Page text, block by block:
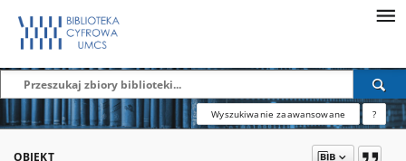
Wyszukiwanie zaawansowane ?
OBIEKT